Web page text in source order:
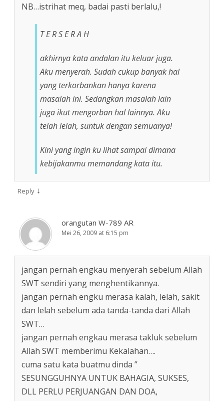
NB…istrihat meq, badai pasti berlalu,!
T E R S E R A H
akhirnya kata andalan itu keluar juga.
Aku menyerah. Sudah cukup banyak hal
yang terkorbankan hanya karena
masalah ini. Sedangkan masalah lain
juga ikut mengorban hal lainnya. Aku
telah lelah, suntuk dengan semuanya!
Kini yang ingin ku lihat sampai dimana
kebijakanmu memandang kata itu.
Reply ↓
orangutan W-789 AR
Mei 26, 2009 at 6:15 pm
jangan pernah engkau menyerah sebelum Allah
SWT sendiri yang menghentikannya.
jangan pernah engku merasa kalah, lelah, sakit
dan lelah sebelum ada tanda-tanda dari Allah
SWT…
jangan pernah engkau merasa takluk sebelum
Allah SWT memberimu Kekalahan….
cuma satu kata buatmu dinda ”
SESUNGGUHNYA UNTUK BAHAGIA, SUKSES,
DLL PERLU PERJUANGAN DAN DOA,